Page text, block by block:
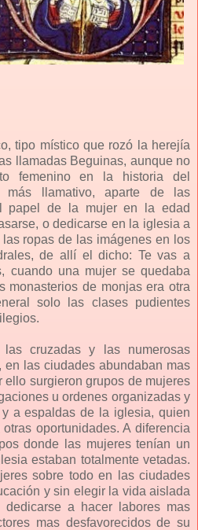
tipo místico que rozó la herejía
llamadas Beguinas, aunque no
femenino en la historia del
llamativo, aparte de las
papel de la mujer en la edad
o dedicarse en la iglesia a
ropas de las imágenes en los
de allí el dicho: Te vas a
cuando una mujer se quedaba
monasterios de monjas era otra
solo las clases pudientes
cruzadas y las numerosas
las ciudades abundaban mas
ello surgieron grupos de mujeres
u ordenes organizadas y
a espaldas de la iglesia, quien
oportunidades. A diferencia
donde las mujeres tenían un
estaban totalmente vetadas.
sobre todo en las ciudades
y sin elegir la vida aislada
a hacer labores mas
mas desfavorecidos de su